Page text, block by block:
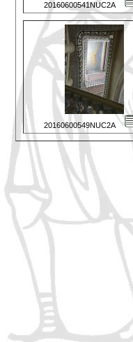
20160600541NUC2A
20160600549NUC2A